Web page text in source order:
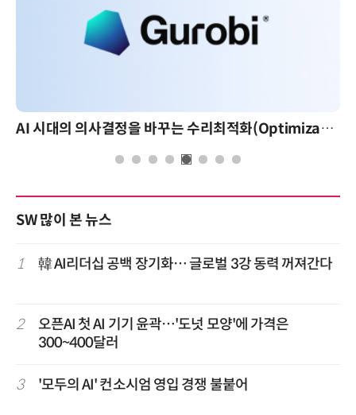
AI 시대의 의사결정을 바꾸는 수리최적화(Optimization): 실제 산업 적용 사례와 활용 전략 AI 핀옵스 실전 세미나: 폭증하는 AI 토
SW 많이 본 뉴스
1 韓 AI리더십 공백 장기화… 글로벌 3강 동력 꺼져간다
2
오픈AI 첫 AI 기기 윤곽…'도넛 모양'에 가격은
300~400달러
3 '모두의 AI' 컨소시엄 영입 경쟁 불붙어